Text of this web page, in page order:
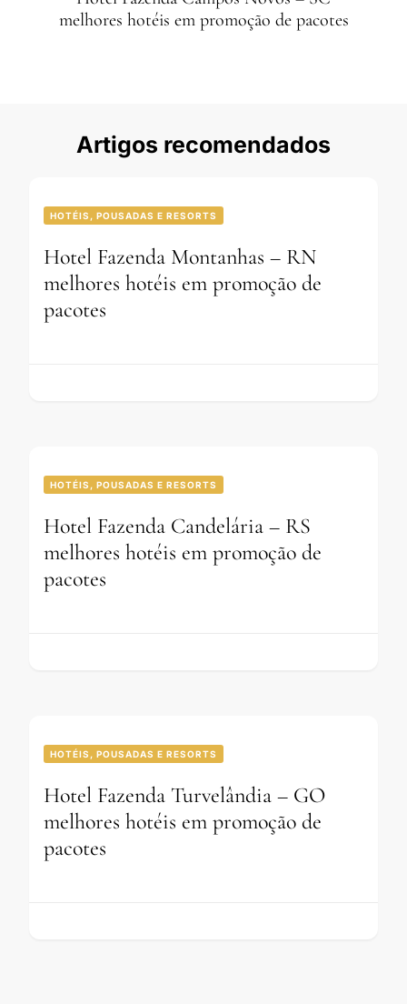
melhores hotéis em promoção de pacotes
Artigos recomendados
HOTÉIS, POUSADAS E RESORTS
Hotel Fazenda Montanhas – RN
melhores hotéis em promoção de
pacotes
HOTÉIS, POUSADAS E RESORTS
Hotel Fazenda Candelária – RS
melhores hotéis em promoção de
pacotes
HOTÉIS, POUSADAS E RESORTS
Hotel Fazenda Turvelândia – GO
melhores hotéis em promoção de
pacotes